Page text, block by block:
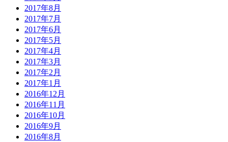
2017年8月
2017年7月
2017年6月
2017年5月
2017年4月
2017年3月
2017年2月
2017年1月
2016年12月
2016年11月
2016年10月
2016年9月
2016年8月